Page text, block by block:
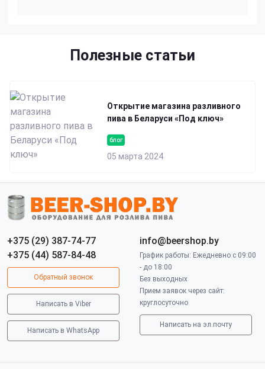
Полезные статьи
блог
05 марта 2024
Открытие магазина разливного
пива в Беларуси «Под ключ»
+375 (29) 387-74-77
+375 (44) 587-84-48
Обратный звонок
Написать в Viber
Написать в WhatsApp
info@beershop.by
График работы: Ежедневно с 09:00
- до 18:00
Без выходных
Прием заявок через сайт:
круглосуточно
Написать на эл.почту